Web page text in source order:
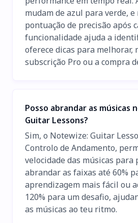
mudam de azul para verde, e
pontuação de precisão após
funcionalidade ajuda a
oferece dicas para melhorar,
subscrição Pro ou a compra
Posso abrandar as músicas
Guitar Lessons?
Sim, o Notewize: Guitar
Controlo de Andamento,
velocidade das músicas para
abrandar as faixas até 60%
aprendizagem mais fácil ou
120% para um desafio,
as músicas ao teu ritmo.